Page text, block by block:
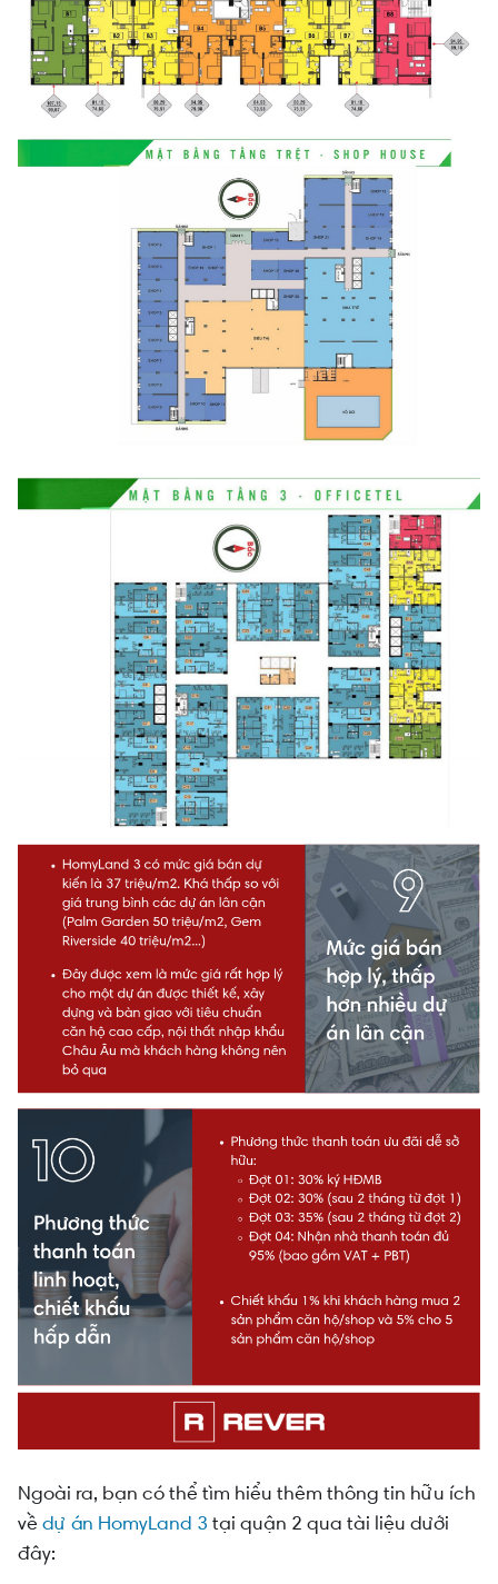
Ngoài ra, bạn có thể tìm hiểu thêm thông tin hữu ích
về dự án HomyLand 3 tại quận 2 qua tài liệu dưới
đây: